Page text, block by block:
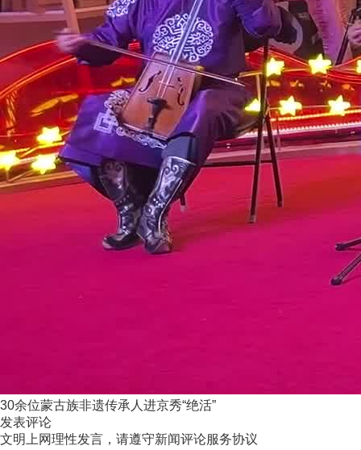
30余位蒙古族非遗传承人进京秀“绝活”
发表评论
文明上网理性发言，请遵守新闻评论服务协议